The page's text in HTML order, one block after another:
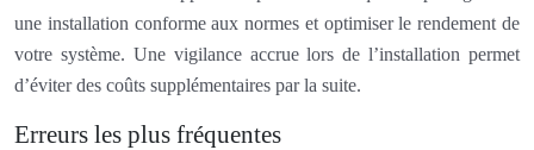
une installation conforme aux normes et optimiser le rendement de
votre système. Une vigilance accrue lors de l’installation permet
d’éviter des coûts supplémentaires par la suite.
Erreurs les plus fréquentes